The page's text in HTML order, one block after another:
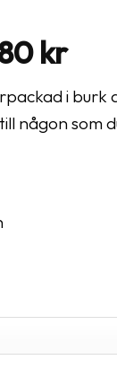
kr
till
i
någon som